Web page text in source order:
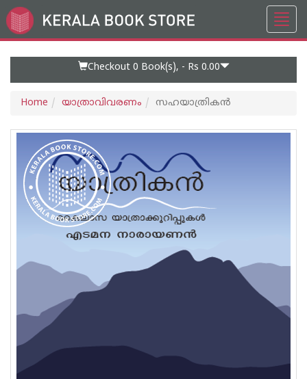
Go
to
Checkout 0 Book(s), - Rs 0.00
Home യാത്രാവിവരണം സഹയാത്രികന്‍